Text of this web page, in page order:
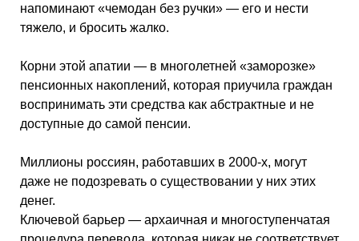
напоминают «чемодан без ручки» — его и нести
тяжело, и бросить жалко.
Корни этой апатии — в многолетней «заморозке»
пенсионных накоплений, которая приучила граждан
воспринимать эти средства как абстрактные и не
доступные до самой пенсии.
Миллионы россиян, работавших в 2000-х, могут
даже не подозревать о существовании у них этих
денег.
Ключевой барьер — архаичная и многоступенчатая